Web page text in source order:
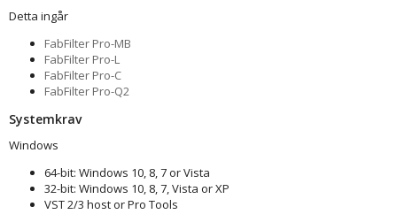
Detta ingår
FabFilter Pro-MB
FabFilter Pro-L
FabFilter Pro-C
FabFilter Pro-Q2
Systemkrav
Windows
64-bit: Windows 10, 8, 7 or Vista
32-bit: Windows 10, 8, 7, Vista or XP
VST 2/3 host or Pro Tools